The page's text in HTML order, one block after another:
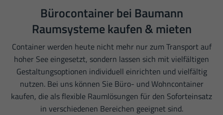
Bürocontainer bei Baumann
Raumsysteme kaufen & mieten
Container werden heute nicht mehr nur zum Transport auf
hoher See eingesetzt, sondern lassen sich mit vielfältigen
Gestaltungsoptionen individuell einrichten und vielfältig
nutzen. Bei uns können Sie Büro- und Wohncontainer
kaufen, die als flexible Raumlösungen für den Soforteinsatz
in verschiedenen Bereichen geeignet sind.